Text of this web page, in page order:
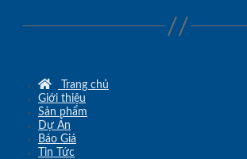
Trang chủ
Giới thiệu
Sản phẩm
Dự Án
Báo Giá
Tin Tức